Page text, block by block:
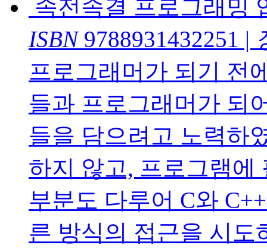
속전속결 프로그래밍
ISBN9788931432251 |
프로그래머가 되기 전
들과 프로그래머가 되
들을 담으려고 노력하
하지 않고, 프로그램에
부분도 다루어 C와
른 방식의 접근을 시도